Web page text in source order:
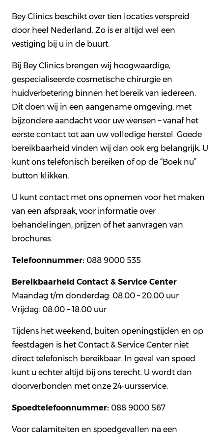
Bey Clinics beschikt over tien locaties verspreid
door heel Nederland. Zo is er altijd wel een
vestiging bij u in de buurt.
Bij Bey Clinics brengen wij hoogwaardige,
gespecialiseerde cosmetische chirurgie en
huidverbetering binnen het bereik van iedereen.
Dit doen wij in een aangename omgeving, met
bijzondere aandacht voor uw wensen – vanaf het
eerste contact tot aan uw volledige herstel. Goede
bereikbaarheid vinden wij dan ook erg belangrijk. U
kunt ons telefonisch bereiken of op de “Boek nu”
button klikken.
U kunt contact met ons opnemen voor het maken
van een afspraak, voor informatie over
behandelingen, prijzen of het aanvragen van
brochures.
Telefoonnummer: 088 9000 535
Bereikbaarheid Contact & Service Center
Maandag t/m donderdag: 08.00 – 20.00 uur
Vrijdag: 08.00 – 18.00 uur
Tijdens het weekend, buiten openingstijden en op
feestdagen is het Contact & Service Center niet
direct telefonisch bereikbaar. In geval van spoed
kunt u echter altijd bij ons terecht. U wordt dan
doorverbonden met onze 24-uursservice.
Spoedtelefoonnummer: 088 9000 567
Voor calamiteiten en spoedgevallen na een